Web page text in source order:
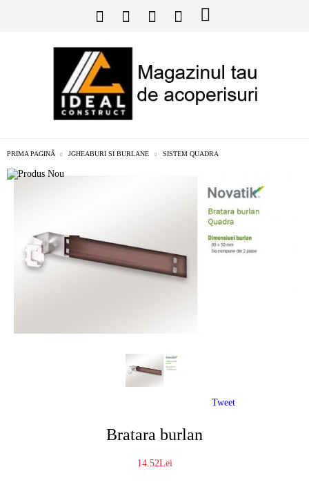
PRIMA PAGINĂ JGHEABURI SI BURLANE SISTEM QUADRA
Bratara burlan
14.52Lei
Tweet